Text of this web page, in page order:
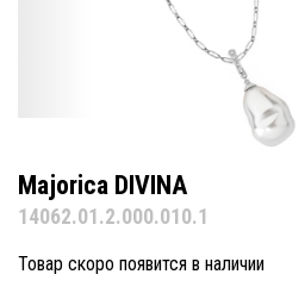
Majorica DIVINA
14062.01.2.000.010.1
Товар скоро появится в наличии